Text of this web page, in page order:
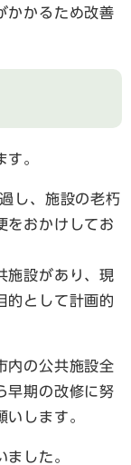
かかるため改善
。
し、施設の老朽
をおかけしてお
施設があり、現
的として計画的
内の公共施設全
早期の改修に努
します。
した。